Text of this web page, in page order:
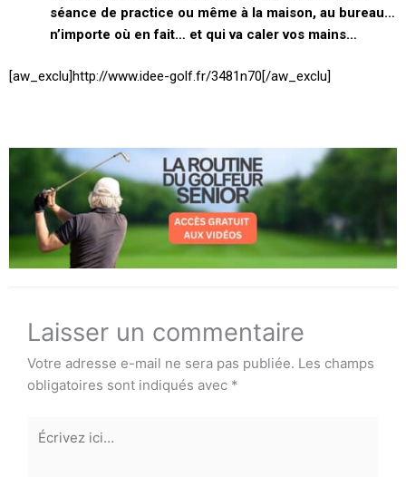
séance de practice ou même à la maison, au bureau…
n’importe où en fait… et qui va caler vos mains…
[aw_exclu]http://www.idee-golf.fr/3481n70[/aw_exclu]
Laisser un commentaire
Votre adresse e-mail ne sera pas publiée. Les champs
obligatoires sont indiqués avec *
Écrivez
ici…